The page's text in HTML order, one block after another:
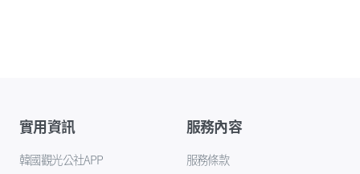
實用資訊
韓國觀光公社APP
服務內容
服務條款